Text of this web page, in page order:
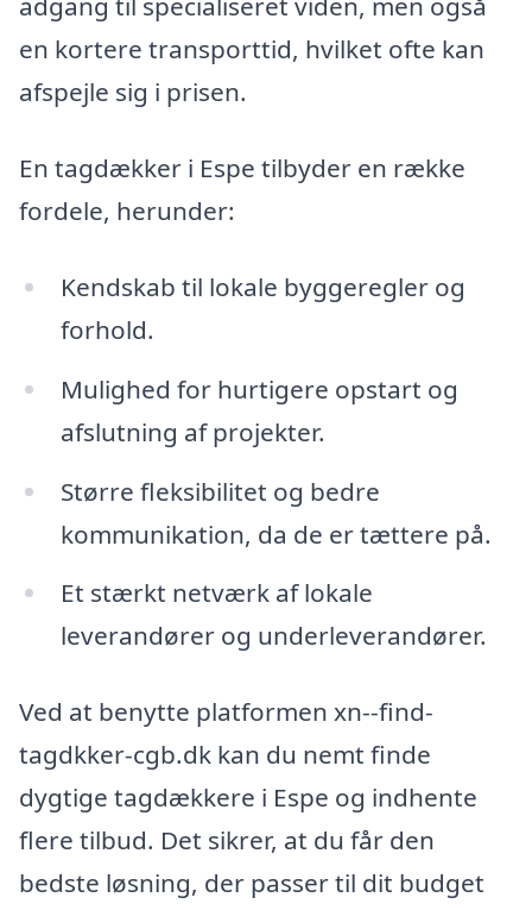
en kortere transporttid, hvilket ofte kan
afspejle sig i prisen.
En tagdækker i Espe tilbyder en række
fordele, herunder:
Kendskab til lokale byggeregler og
forhold.
Mulighed for hurtigere opstart og
afslutning af projekter.
Større fleksibilitet og bedre
kommunikation, da de er tættere på.
Et stærkt netværk af lokale
leverandører og underleverandører.
Ved at benytte platformen xn--find-
tagdkker-cgb.dk kan du nemt finde
dygtige tagdækkere i Espe og indhente
flere tilbud. Det sikrer, at du får den
bedste løsning, der passer til dit budget